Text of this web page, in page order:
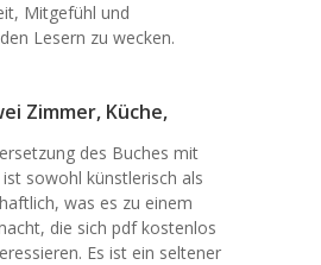
Mitgefühl und
Lesern zu wecken.
Zimmer, Küche,
des Buches mit
sowohl künstlerisch als
was es zu einem
die sich pdf kostenlos
Es ist ein seltener